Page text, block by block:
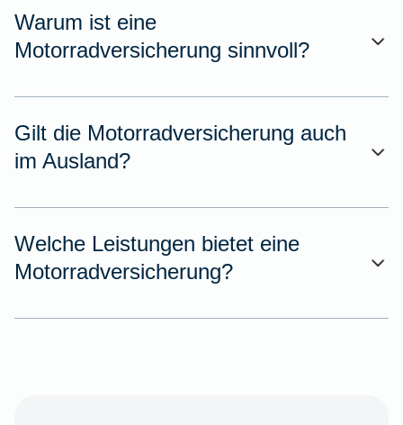
Warum ist eine
Motorradversicherung sinnvoll?
Gilt die Motorradversicherung auch
im Ausland?
Welche Leistungen bietet eine
Motorradversicherung?